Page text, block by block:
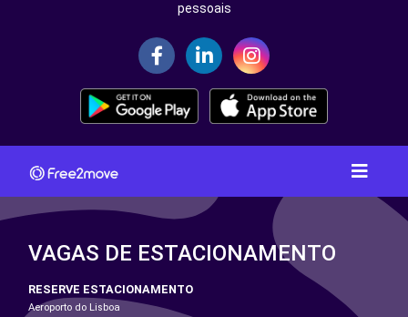
pessoais
VAGAS DE ESTACIONAMENTO
RESERVE ESTACIONAMENTO
Aeroporto do Lisboa